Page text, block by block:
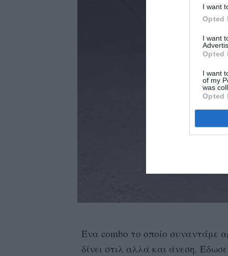
I want
Opted
I want
Opted
I want
of my
was
Opted
Ένα combo το οποίο συναντάμε
δίνει στιλ αλλά και άνεση.